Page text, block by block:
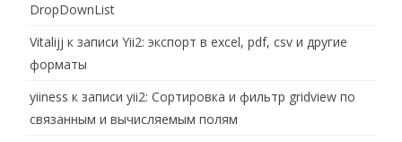
DropDownList
Vitalijj к записи Yii2: экспорт в excel, pdf, csv и другие
форматы
yiiness к записи yii2: Сортировка и фильтр gridview по
связанным и вычисляемым полям